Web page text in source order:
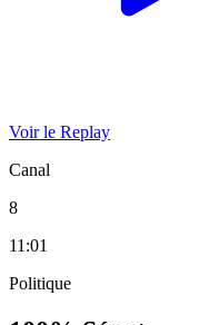
Voir le Replay
Canal
8
11:01
Politique